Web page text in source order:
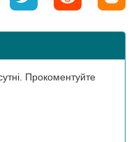
Прокоментуйте